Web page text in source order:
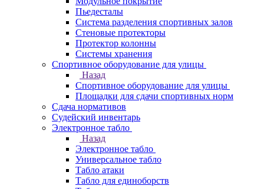
Пьедесталы
Система разделения спортивных залов
Стеновые протекторы
Протектор колонны
Системы хранения
Спортивное оборудование для улицы
Назад
Спортивное оборудование для улицы
Площадки для сдачи спортивных норм
Сдача нормативов
Судейский инвентарь
Электронное табло
Назад
Электронное табло
Универсальное табло
Табло атаки
Табло для единоборств